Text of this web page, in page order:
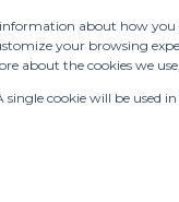
information about how
your browsing
about the cookies we
cookie will be used